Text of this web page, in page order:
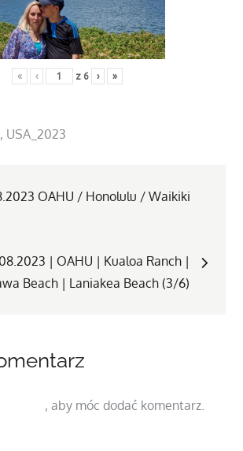
« ‹ z 6 › »
USA_2023
OAHU / Honolulu / Waikiki
| OAHU | Kualoa Ranch |
Beach | Laniakea Beach (3/6)
, aby móc dodać komentarz.